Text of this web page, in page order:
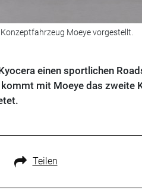
Moeye vorgestellt.
einen sportlichen
mit Moeye das zweite
Teilen